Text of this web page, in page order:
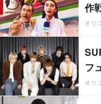
作
オリ
フ
オリ